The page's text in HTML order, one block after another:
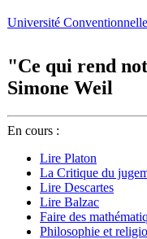
Université Conventionnelle
"Ce qui rend
Simone Weil
En cours :
Lire Platon
La Critique du
Lire Descartes
Lire Balzac
Faire des
Philosophie et